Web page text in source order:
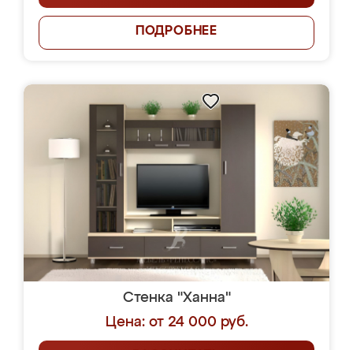
ПОДРОБНЕЕ
Стенка "Ханна"
Цена: от 24 000 руб.